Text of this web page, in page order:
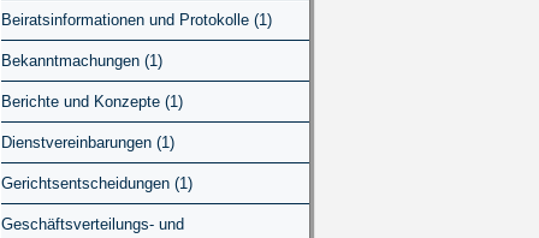
Beiratsinformationen und Protokolle (1)
Bekanntmachungen (1)
Berichte und Konzepte (1)
Dienstvereinbarungen (1)
Gerichtsentscheidungen (1)
Geschäftsverteilungs- und